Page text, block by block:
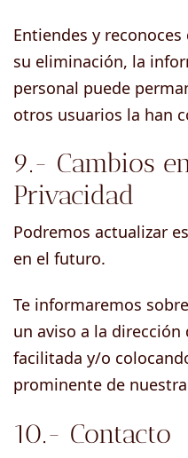
Entiendes y
su eliminación, la
personal puede
otros usuarios la han
9.- Cambios
Privacidad
Podremos actualizar
en el futuro.
Te informaremos
un aviso a la
facilitada y/o
prominente de
10.- Contacto